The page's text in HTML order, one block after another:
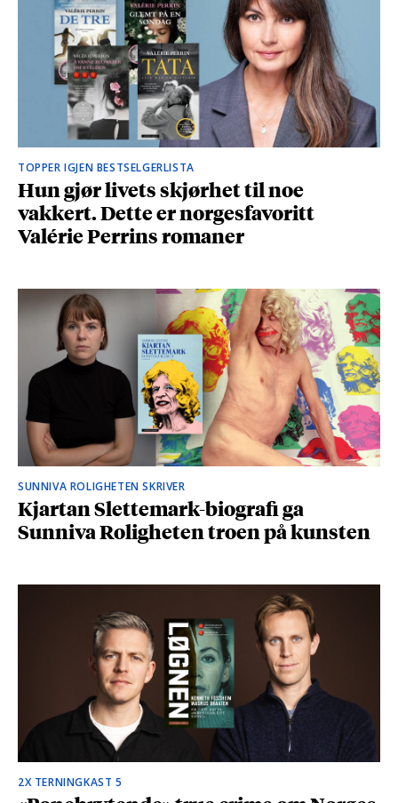
TOPPER IGJEN BESTSELGERLISTA
Hun gjør livets skjørhet til noe
vakkert. Dette er norgesfavoritt
Valérie Perrins romaner
SUNNIVA ROLIGHETEN SKRIVER
Kjartan Slettemark-biografi ga
Sunniva Roligheten troen på kunsten
2X TERNINGKAST 5